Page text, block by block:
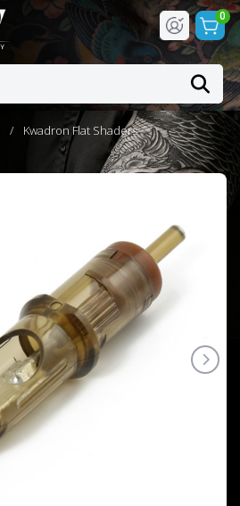
0
Kwadron Flat Shaders